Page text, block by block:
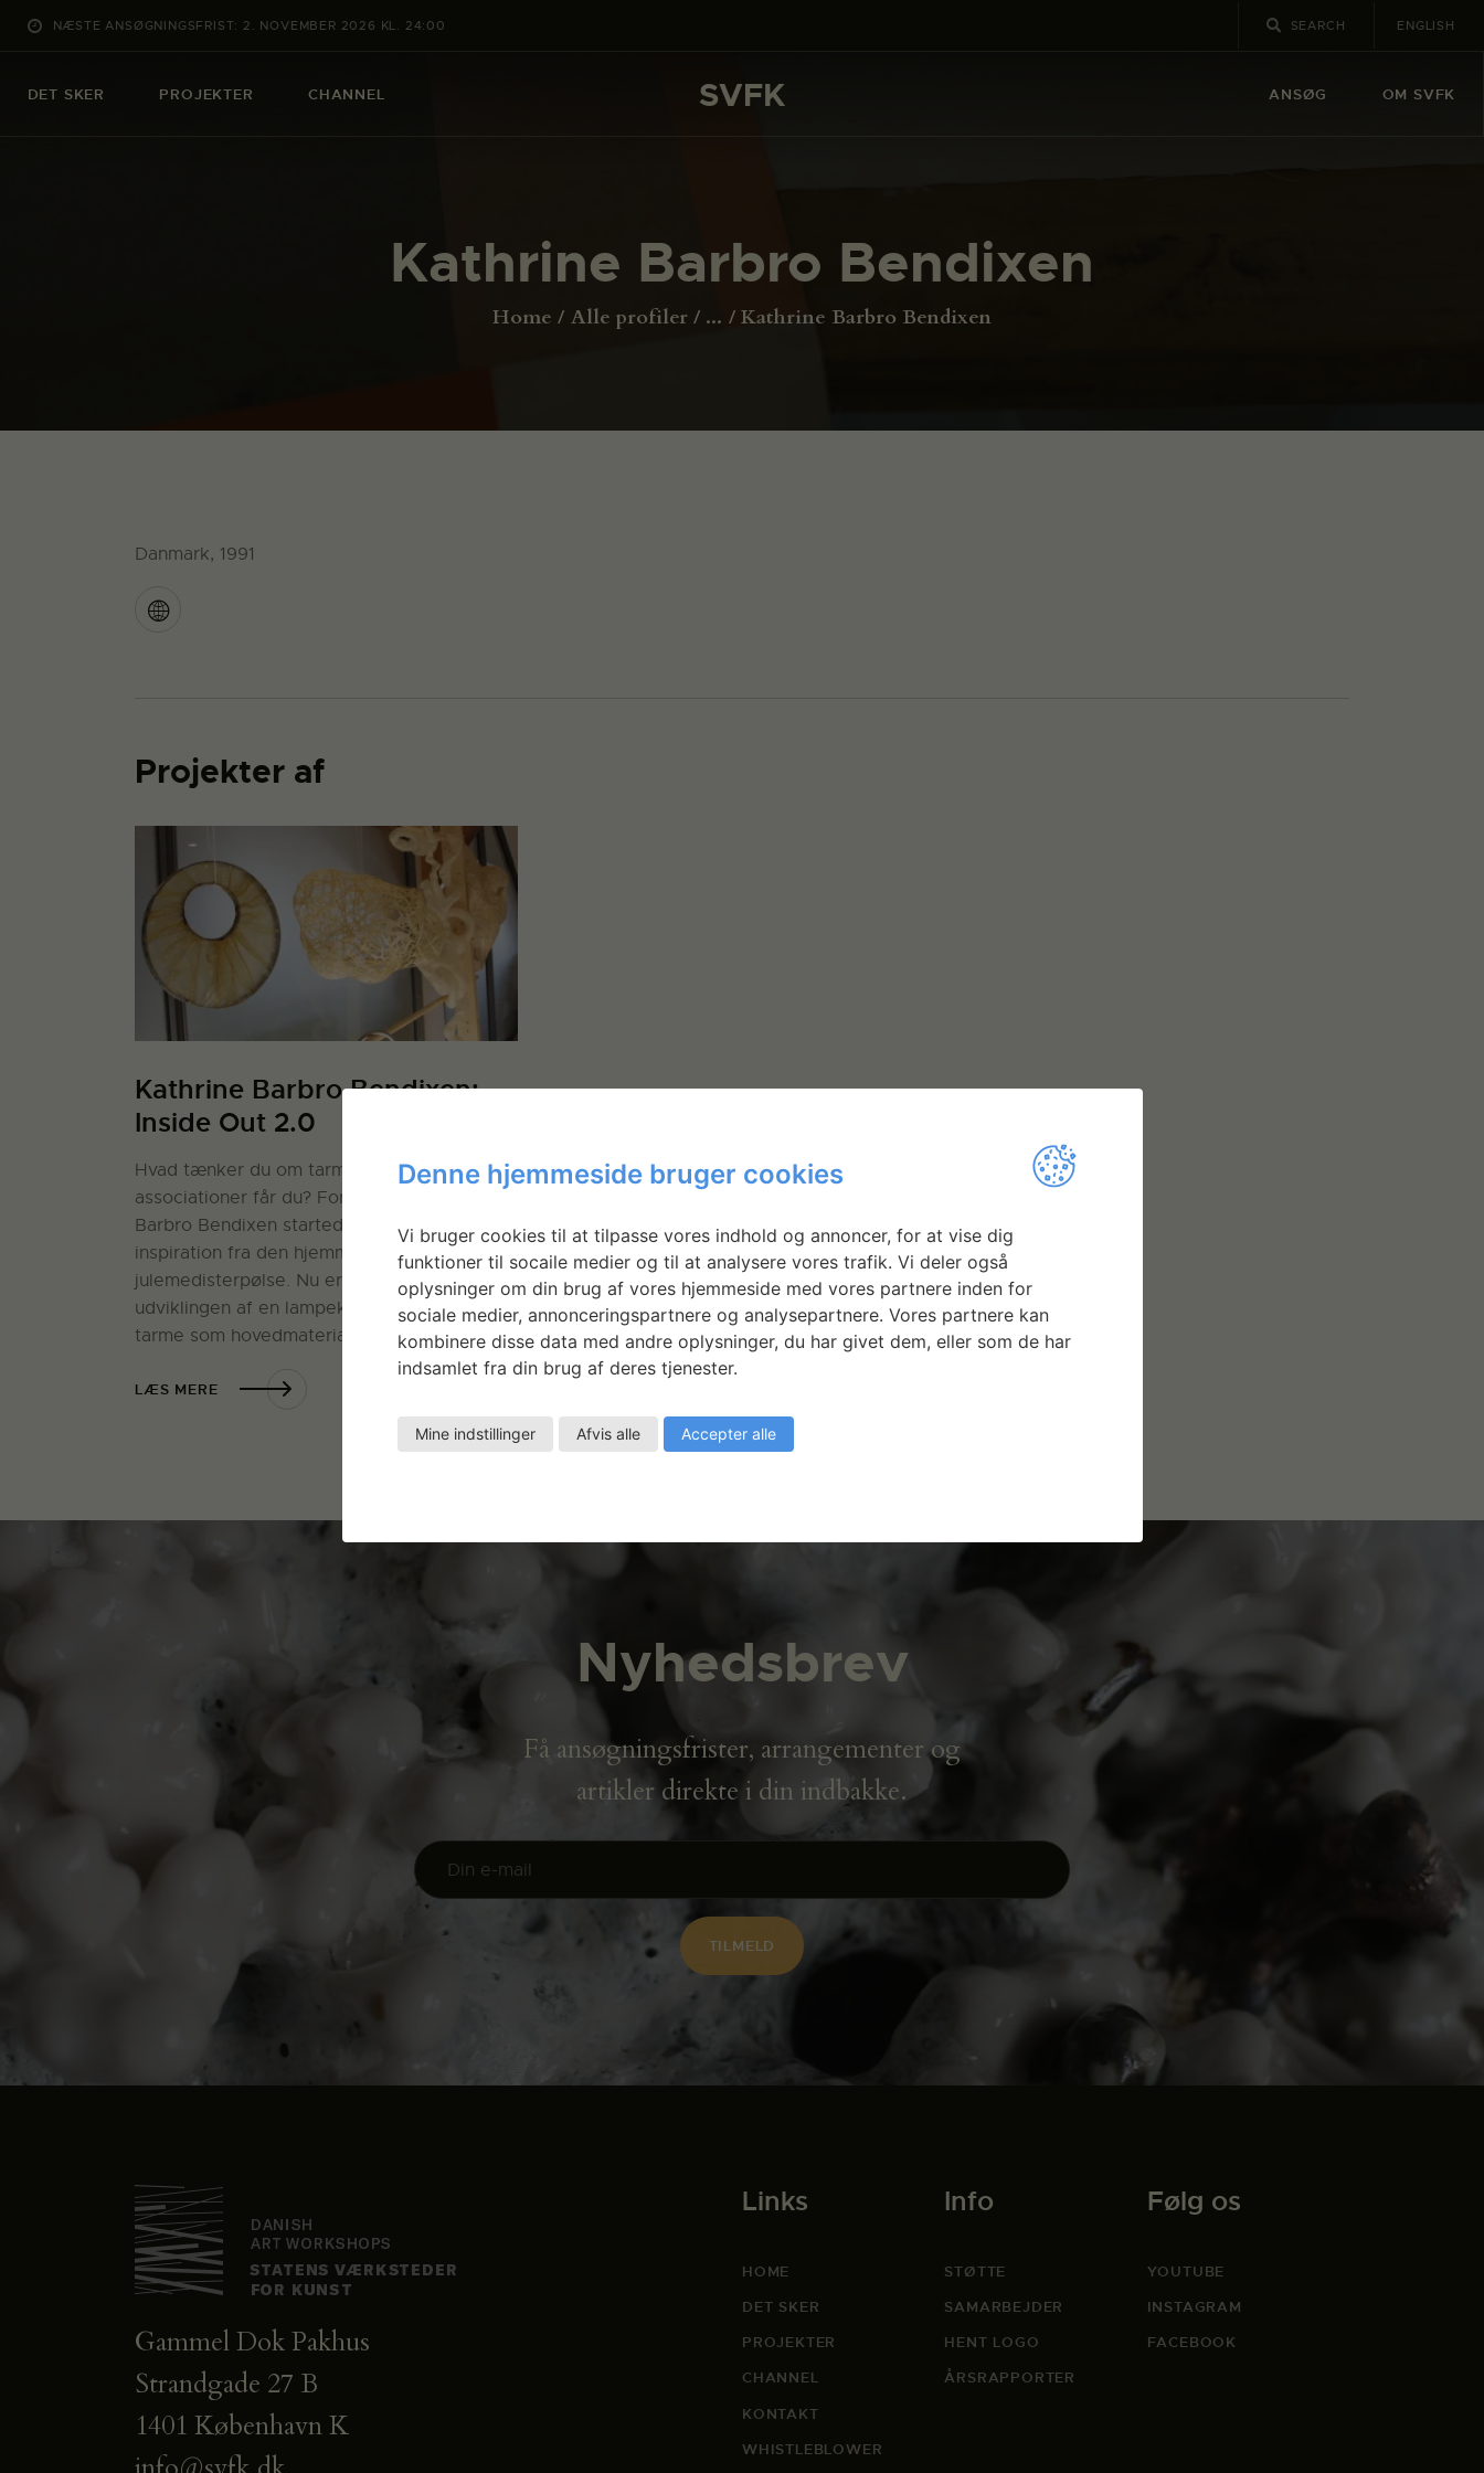
NÆSTE ANSØGNINGSFRIST: 2. NOVEMBER 2026 KL. 24:00 ENGLISH
DET SKER PROJEKTER CHANNEL SVFK ANSØG OM SVFK
Kathrine Barbro Bendixen
Home Alle profiler ... Kathrine Barbro Bendixen
SVFK
PROJEKTER
OM SVFK
ENGLISH
Danmark, 1991
Projekter af
Kathrine Barbro Bendixen:
Inside Out 2.0
Hvad tænker du om tarme? Og hvilke
associationer får du? For designer Kathrine
Barbro Bendixen startede det hele med en
inspiration fra den hjemmelavede
julemedisterpølse. Nu er hun i gang med
udviklingen af en lampekollektion med
tarme som hovedmateriale.
LÆS MERE
Nyhedsbrev
Få ansøgningsfrister, arrangementer og
artikler direkte i din indbakke.
Gammel Dok Pakhus
Strandgade 27 B
1401 København K
Links
HOME
DET SKER
PROJEKTER
CHANNEL
KONTAKT
WHISTLEBLOWER
Info
STØTTE
SAMARBEJDER
HENT LOGO
ÅRSRAPPORTER
Følg os
YOUTUBE
INSTAGRAM
FACEBOOK
Denne hjemmeside bruger cookies
Vi bruger cookies til at tilpasse vores indhold og annoncer, for at vise dig
funktioner til socaile medier og til at analysere vores trafik. Vi deler også
oplysninger om din brug af vores hjemmeside med vores partnere inden for
sociale medier, annonceringspartnere og analysepartnere. Vores partnere kan
kombinere disse data med andre oplysninger, du har givet dem, eller som de har
indsamlet fra din brug af deres tjenester.
Mine indstillinger Afvis alle Accepter alle